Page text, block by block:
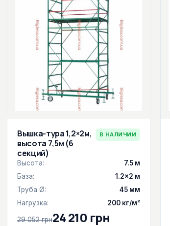
Вышка-тура 1,2×2м,
высота 7,5м (6
секций)
В НАЛИЧИИ
Высота:
7.5 м
База:
1.2×2 м
Труба Ø:
45 мм
Нагрузка:
200 кг/м²
29 052 грн24 210 грн